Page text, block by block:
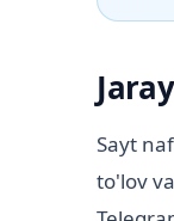
Sayt
to'lov